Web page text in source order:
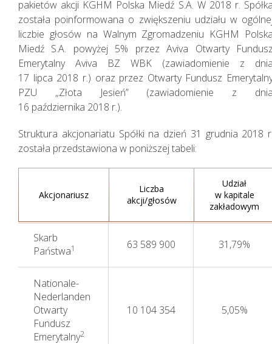
pakietów akcji KGHM Polska Miedź S.A. W 2018 r.
została poinformowana o zwiększeniu udziału w
liczbie głosów na Walnym Zgromadzeniu KGHM
Miedź S.A. powyżej 5% przez Aviva Otwarty
Emerytalny Aviva BZ WBK (zawiadomienie z
17 lipca 2018 r.) oraz przez Otwarty Fundusz
PZU „Złota Jesień” (zawiadomienie z
16 października 2018 r.).
Struktura akcjonariatu Spółki na dzień 31 grudnia 2018
została przedstawiona w poniższej tabeli:
Akcjonariusz
Liczba
akcji/głosów
Udział
w kapitale
zakładowym
Skarb
Państwa1 63 589 900 31,79%
Nationale-
Nederlanden
Otwarty
Fundusz
Emerytalny2
10 104 354 5,05%